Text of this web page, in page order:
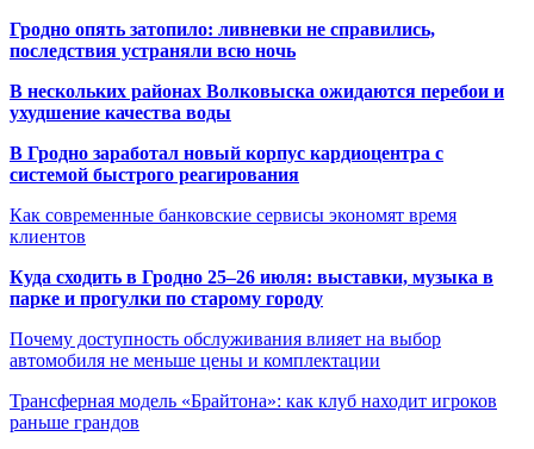
Гродно опять затопило: ливневки не справились,
последствия устраняли всю ночь
В нескольких районах Волковыска ожидаются перебои и
ухудшение качества воды
В Гродно заработал новый корпус кардиоцентра с
системой быстрого реагирования
Как современные банковские сервисы экономят время
клиентов
Куда сходить в Гродно 25–26 июля: выставки, музыка в
парке и прогулки по старому городу
Почему доступность обслуживания влияет на выбор
автомобиля не меньше цены и комплектации
Трансферная модель «Брайтона»: как клуб находит игроков
раньше грандов